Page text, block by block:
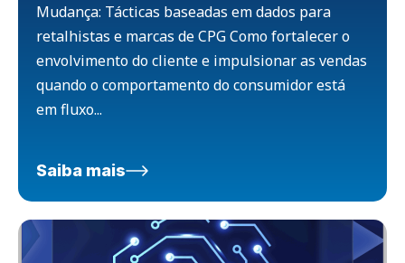
Mudança: Tácticas baseadas em dados para
retalhistas e marcas de CPG Como fortalecer o
envolvimento do cliente e impulsionar as vendas
quando o comportamento do consumidor está
em fluxo...
Saiba mais